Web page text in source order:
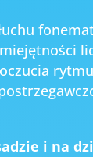
i na